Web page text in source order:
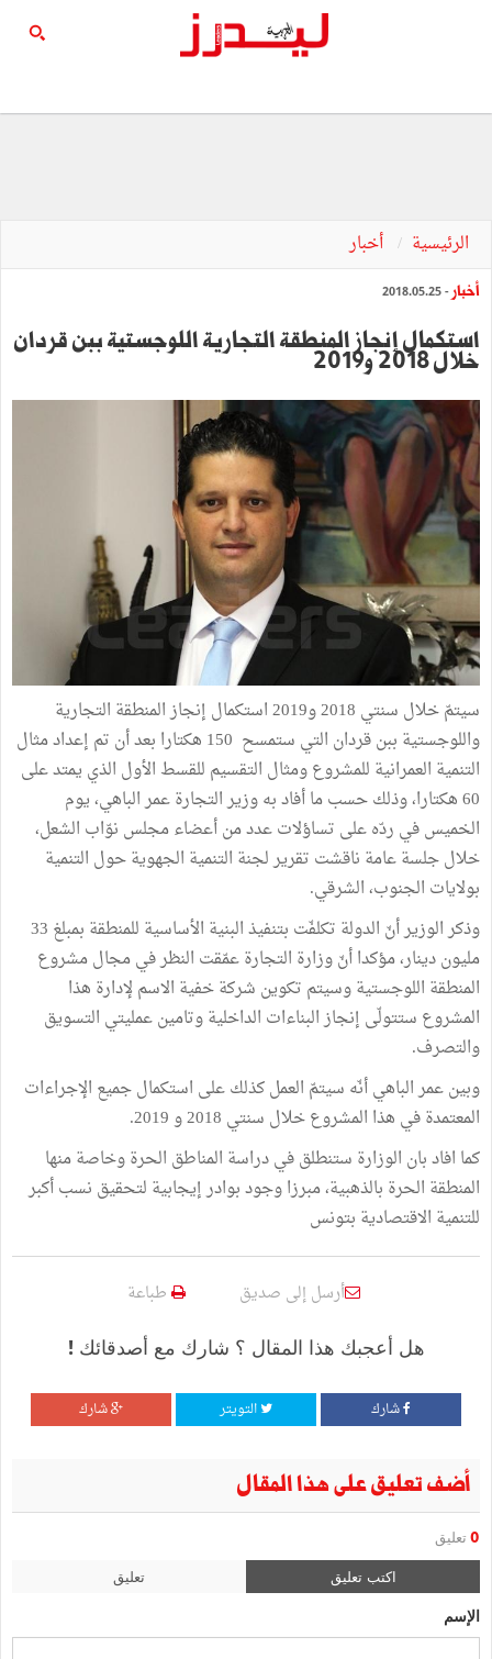
الرئيسية أخبار
أخبار - 2018.05.25
استكمال إنجاز المنطقة التجارية اللوجستية ببن قردان
خلال 2018 و2019
سيتمّ خلال سنتي 2018 و2019 استكمال إنجاز المنطقة التجارية
واللوجستية ببن قردان التي ستمسح 150 هكتارا بعد أن تم إعداد مثال
التنمية العمرانية للمشروع ومثال التقسيم للقسط الأول الذي يمتد على
60 هكتارا، وذلك حسب ما أفاد به وزير التجارة عمر الباهي، يوم
الخميس في ردّه على تساؤلات عدد من أعضاء مجلس نوّاب الشعل،
خلال جلسة عامة ناقشت تقرير لجنة التنمية الجهوية حول التنمية
بولايات الجنوب، الشرقي.
وذكر الوزير أنّ الدولة تكلفّت بتنفيذ البنية الأساسية للمنطقة بمبلغ 33
مليون دينار، مؤكدا أنّ وزارة التجارة عمّقت النظر في مجال مشروع
المنطقة اللوجستية وسيتم تكوين شركة خفية الاسم لإدارة هذا
المشروع ستتولّى إنجاز البناءات الداخلية وتامين عمليتي التسويق
والتصرف.
وبين عمر الباهي أنّه سيتمّ العمل كذلك على استكمال جميع الإجراءات
المعتمدة في هذا المشروع خلال سنتي 2018 و 2019.
كما افاد بان الوزارة ستنطلق في دراسة المناطق الحرة وخاصة منها
المنطقة الحرة بالذهبية، مبرزا وجود بوادر إيجابية لتحقيق نسب أكبر
للتنمية الاقتصادية بتونس
أرسل إلى صديق طباعة
هل أعجبك هذا المقال ؟ شارك مع أصدقائك !
شارك التويتر شارك
أضف تعليق على هذا المقال
0 تعليق
اكتب تعليق تعليق
الإسم